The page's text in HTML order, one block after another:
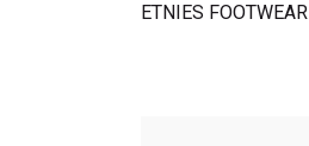
ETNIES FOOTWEAR